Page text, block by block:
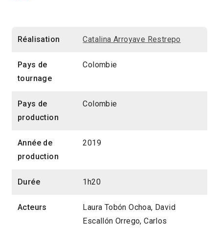
Réalisation Catalina Arroyave Restrepo
Pays de
tournage
Colombie
Pays de
production
Colombie
Année de
production
2019
Durée 1h20
Acteurs
Laura Tobón Ochoa, David
Escallón Orrego, Carlos